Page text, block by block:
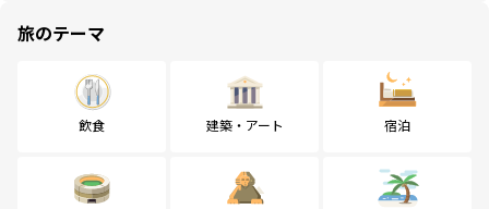
旅のテーマ
飲食 建築・アート 宿泊